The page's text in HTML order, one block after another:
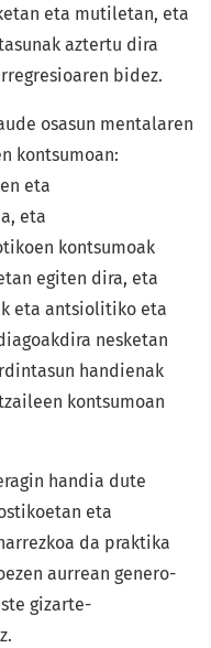
eta mutiletan, eta
aztertu dira
bidez.
osasun mentalaren
kontsumoan:
eta
eta
kontsumoak
egiten dira, eta
eta antsiolitiko eta
nesketan
handienak
kontsumoan
handia dute
eta
da praktika
aurrean genero-
gizarte-